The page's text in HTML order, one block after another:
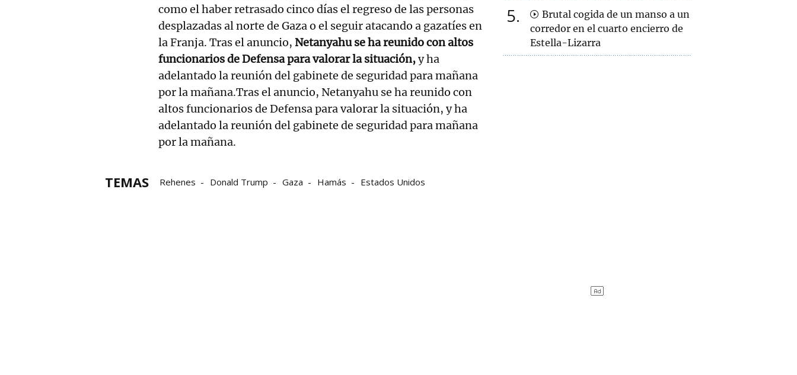
como el haber retrasado cinco días el regreso de las personas
desplazadas al norte de Gaza o el seguir atacando a gazatíes en
la Franja. Tras el anuncio, Netanyahu se ha reunido con altos
funcionarios de Defensa para valorar la situación,y ha
adelantado la reunión del gabinete de seguridad para mañana
por la mañana.Tras el anuncio, Netanyahu se ha reunido con
altos funcionarios de Defensa para valorar la situación, y ha
adelantado la reunión del gabinete de seguridad para mañana
por la mañana.
TEMAS Rehenes Donald Trump Gaza Hamás Estados Unidos
5
Brutal cogida de un manso a un
corredor en el cuarto encierro de
Estella-Lizarra